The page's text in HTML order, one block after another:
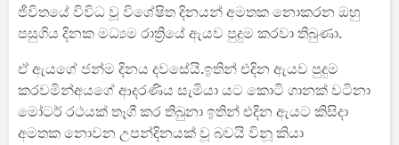
ජීවිතයේ විවිධ වූ විශේෂිත දිනයන් අමතක නොකරන ඔහු
පසුගිය දිනක මධ්‍යම රාත්‍රියේ ඇයව පුදුම කරවා තිබුණා.
ඒ ඇයගේ ජන්ම දිනය දවසේයි.ඉතින් එදින ඇයව පුදුම
කරවමින්අයගේ ආදරණිය සැමියා යට කොටි ගානක් වටිනා
මෝටර් රථයක් තෑගී කර තිබුනා ඉතින් එදින ඇයට කිසිදා
අමතක නොවන උපන්දිනයක් වූ බවයි විනූ කියා